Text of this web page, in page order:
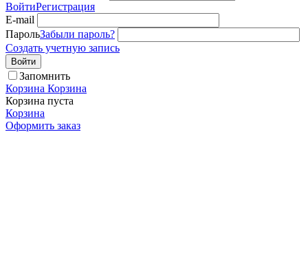
ВойтиРегистрация
E-mail
ПарольЗабыли пароль?
Создать учетную запись
Войти
Запомнить
Корзина Корзина
Корзина пуста
Корзина
Оформить заказ